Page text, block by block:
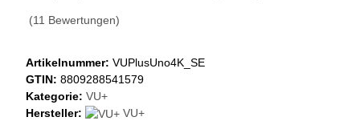
(11 Bewertungen)
Artikelnummer: VUPlusUno4K_SE
GTIN: 8809288541579
Kategorie: VU+
Hersteller:
VU+